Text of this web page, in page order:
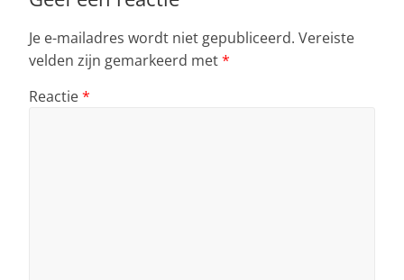
Je e-mailadres wordt niet gepubliceerd. Vereiste
velden zijn gemarkeerd met*
Reactie*